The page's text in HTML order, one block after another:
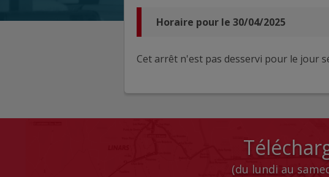
Horaire pour le 30/04/2025
Cet arrêt n'est pas desservi pour le jour
(du lundi au